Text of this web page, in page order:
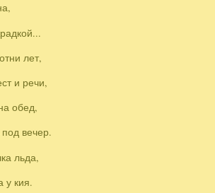
лет,
и речи,
обед,
вечер.
льда,
у кия.